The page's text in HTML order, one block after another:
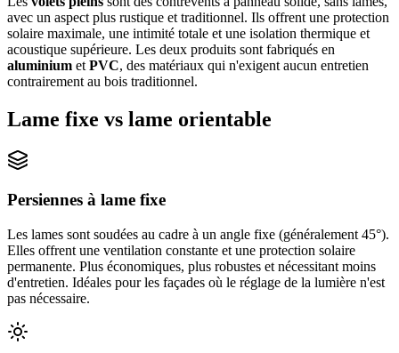
avec un aspect plus rustique et traditionnel. Ils offrent une protection
solaire maximale, une intimité totale et une isolation thermique et
acoustique supérieure. Les deux produits sont fabriqués en
aluminium et PVC, des matériaux qui n'exigent aucun entretien
contrairement au bois traditionnel.
Lame fixe vs lame orientable
Persiennes à lame fixe
Les lames sont soudées au cadre à un angle fixe (généralement 45°).
Elles offrent une ventilation constante et une protection solaire
permanente. Plus économiques, plus robustes et nécessitant moins
d'entretien. Idéales pour les façades où le réglage de la lumière n'est
pas nécessaire.